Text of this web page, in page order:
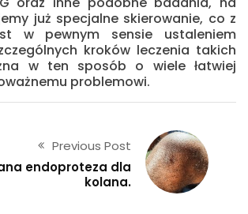
już specjalne skierowanie, co z
w pewnym sensie ustaleniem
kroków leczenia takich
w ten sposób o wiele łatwiej
problemowi.
Previous Post
endoproteza dla
kolana.